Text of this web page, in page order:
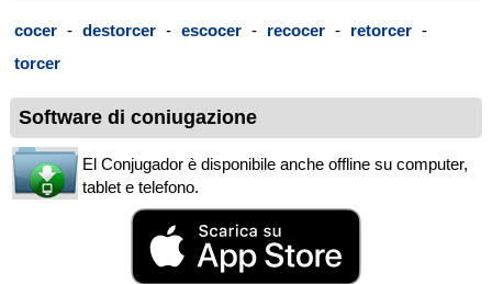
cocer - destorcer - escocer - recocer - retorcer -
torcer
Software di coniugazione
El Conjugador è disponibile anche offline su computer,
tablet e telefono.